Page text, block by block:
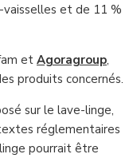
et de 11 %
etAgoragroup,
produits concernés.
sur le lave-linge,
réglementaires
pourrait être